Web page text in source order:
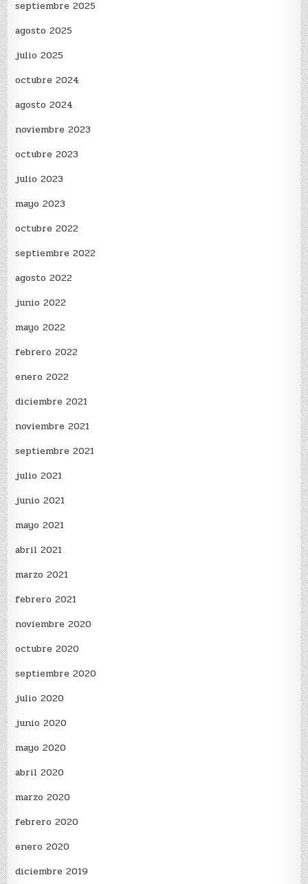
septiembre 2025
agosto 2025
julio 2025
octubre 2024
agosto 2024
noviembre 2023
octubre 2023
julio 2023
mayo 2023
octubre 2022
septiembre 2022
agosto 2022
junio 2022
mayo 2022
febrero 2022
enero 2022
diciembre 2021
noviembre 2021
septiembre 2021
julio 2021
junio 2021
mayo 2021
abril 2021
marzo 2021
febrero 2021
noviembre 2020
octubre 2020
septiembre 2020
julio 2020
junio 2020
mayo 2020
abril 2020
marzo 2020
febrero 2020
enero 2020
diciembre 2019